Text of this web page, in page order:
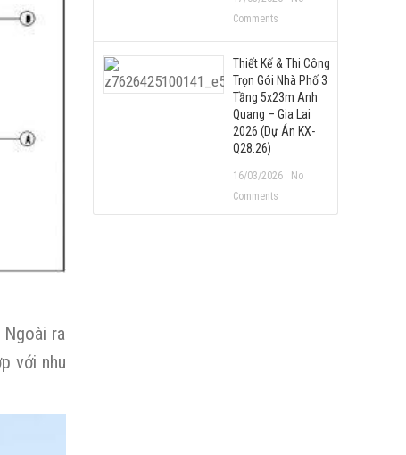
ra
với nhu
Comments
Thiết Kế & Thi Công
Trọn Gói Nhà Phố 3
Tầng 5x23m Anh
Quang – Gia Lai
2026 (Dự Án KX-
Q28.26)
16/03/2026
No
Comments